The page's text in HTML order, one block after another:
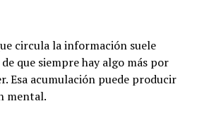
circula la información suele
que siempre hay algo más por
Esa acumulación puede producir
mental.